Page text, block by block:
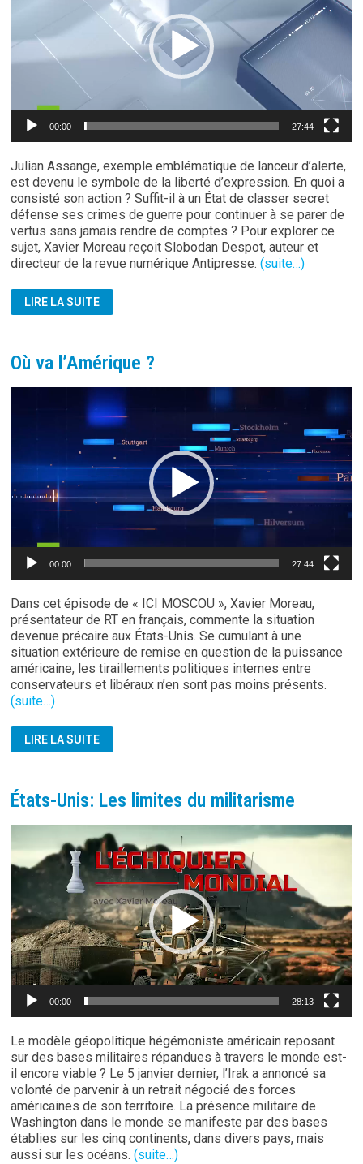
00:00 27:44
Julian Assange, exemple emblématique de lanceur d’alerte,
est devenu le symbole de la liberté d’expression. En quoi a
consisté son action ? Suffit-il à un État de classer secret
défense ses crimes de guerre pour continuer à se parer de
vertus sans jamais rendre de comptes ? Pour explorer ce
sujet, Xavier Moreau reçoit Slobodan Despot, auteur et
directeur de la revue numérique Antipresse.(suite…)
JULIAN
ASSANGE:
LIRE LA SUITE
Où va l’Amérique ?
vidéo
00:00 27:44
Dans cet épisode de « ICI MOSCOU », Xavier Moreau,
présentateur de RT en français, commente la situation
devenue précaire aux États-Unis. Se cumulant à une
situation extérieure de remise en question de la puissance
américaine, les tiraillements politiques internes entre
conservateurs et libéraux n’en sont pas moins présents.
(suite…)
OÙ
VA
LIRE LA SUITE
États-Unis: Les limites du militarisme
vidéo
00:00 28:13
Le modèle géopolitique hégémoniste américain reposant
sur des bases militaires répandues à travers le monde est-
il encore viable ? Le 5 janvier dernier, l’Irak a annoncé sa
volonté de parvenir à un retrait négocié des forces
américaines de son territoire. La présence militaire de
Washington dans le monde se manifeste par des bases
établies sur les cinq continents, dans divers pays, mais
aussi sur les océans.(suite…)